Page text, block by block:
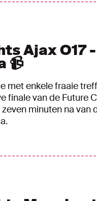
Ajax O17
📹
met enkele fraaie
finale van de Future
minuten na van